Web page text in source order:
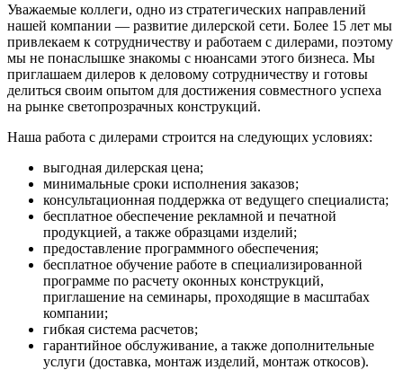
Уважаемые коллеги, одно из стратегических направлений
нашей компании — развитие дилерской сети. Более 15 лет мы
привлекаем к сотрудничеству и работаем с дилерами, поэтому
мы не понаслышке знакомы с нюансами этого бизнеса. Мы
приглашаем дилеров к деловому сотрудничеству и готовы
делиться своим опытом для достижения совместного успеха
на рынке светопрозрачных конструкций.
Наша работа с дилерами строится на следующих условиях:
выгодная дилерская цена;
минимальные сроки исполнения заказов;
консультационная поддержка от ведущего специалиста;
бесплатное обеспечение рекламной и печатной
продукцией, а также образцами изделий;
предоставление программного обеспечения;
бесплатное обучение работе в специализированной
программе по расчету оконных конструкций,
приглашение на семинары, проходящие в масштабах
компании;
гибкая система расчетов;
гарантийное обслуживание, а также дополнительные
услуги (доставка, монтаж изделий, монтаж откосов).